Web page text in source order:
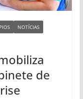
NOTÍCIAS
de